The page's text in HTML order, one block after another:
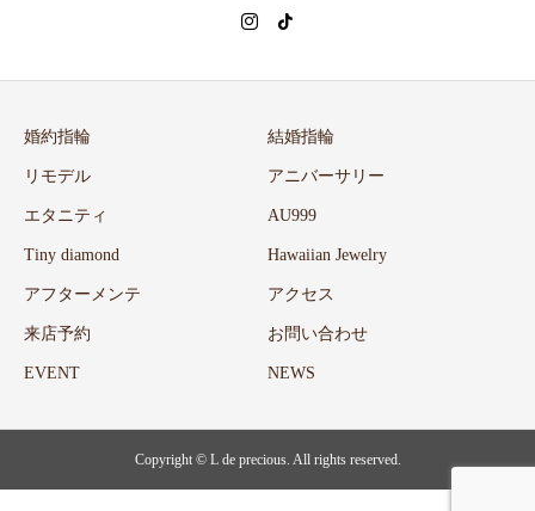
婚約指輪 結婚指輪
リモデル アニバーサリー
エタニティ AU999
Tiny diamond Hawaiian Jewelry
アフターメンテ アクセス
来店予約 お問い合わせ
EVENT NEWS
Copyright © L de precious. All rights reserved.